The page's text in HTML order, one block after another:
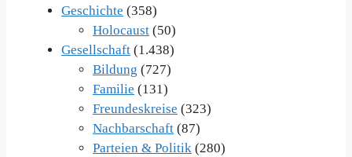
Geschichte (358)
Holocaust (50)
Gesellschaft (1.438)
Bildung (727)
Familie (131)
Freundeskreise (323)
Nachbarschaft (87)
Parteien & Politik (280)